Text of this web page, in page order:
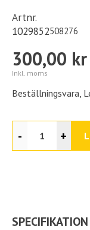
Artnr.
1029852508276
300,00 kr
Inkl. moms
Beställningsvara,
- +
SPECIFIKATION